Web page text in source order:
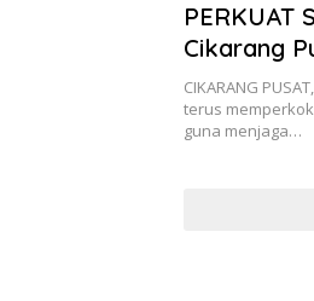
PERKUAT
Cikarang
Kejahatan
CIKARANG
terus
guna menjaga…